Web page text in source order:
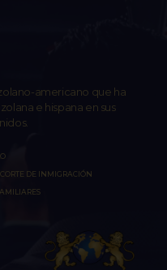
americano que ha
e hispana en sus
DE INMIGRACIÓN